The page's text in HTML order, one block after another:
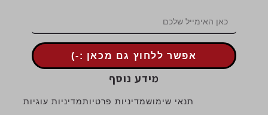
אפשר ללחוץ גם מכאן :-)
מידע נוסף
תנאי שימושמדיניות פרטיותמדיניות עוגיות